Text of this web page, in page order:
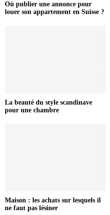
Où publier une annonce pour
louer son appartement en Suisse ?
La beauté du style scandinave
pour une chambre
Maison : les achats sur lesquels il
ne faut pas lésiner